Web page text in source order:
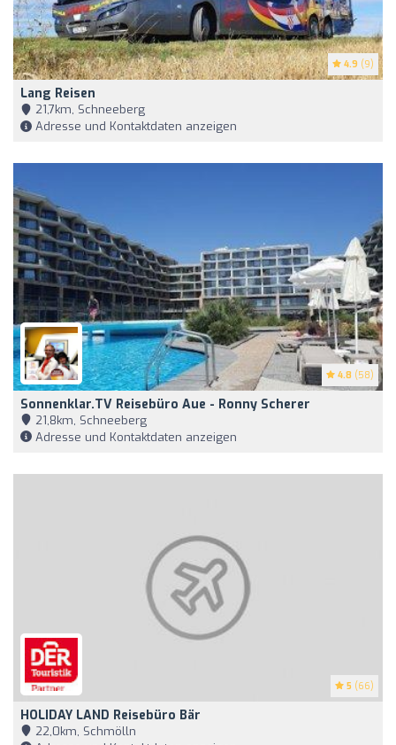
4.9 (9)
Lang Reisen
21,7km, Schneeberg
Adresse und Kontaktdaten anzeigen
4.8 (58)
Sonnenklar.TV Reisebüro Aue - Ronny Scherer
21,8km, Schneeberg
Adresse und Kontaktdaten anzeigen
5 (66)
HOLIDAY LAND Reisebüro Bär
22,0km, Schmölln